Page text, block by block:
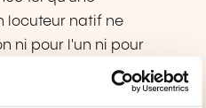
locuteur natif ne
ni pour l'un ni pour
claire et détaillée sur